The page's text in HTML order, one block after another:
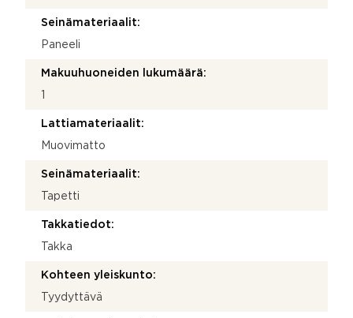
Seinämateriaalit:
Paneeli
Makuuhuoneiden lukumäärä:
Lattiamateriaalit:
Muovimatto
Seinämateriaalit:
Tapetti
Takkatiedot:
Takka
Kohteen yleiskunto:
Tyydyttävä